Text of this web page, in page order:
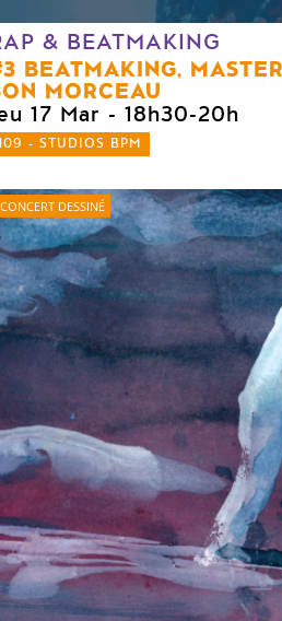
& BEATMAKING
BEATMAKING,
MORCEAU
17 Mar - 18h30-20h
- STUDIOS BPM
CONCERT DESSINÉ